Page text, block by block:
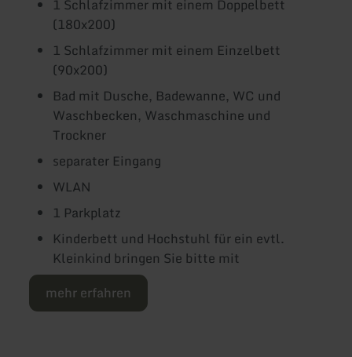
1 Schlafzimmer mit einem Doppelbett
(180x200)
1 Schlafzimmer mit einem Einzelbett
(90x200)
Bad mit Dusche, Badewanne, WC und
Waschbecken, Waschmaschine und
Trockner
separater Eingang
WLAN
1 Parkplatz
Kinderbett und Hochstuhl für ein evtl.
Kleinkind bringen Sie bitte mit
mehr erfahren